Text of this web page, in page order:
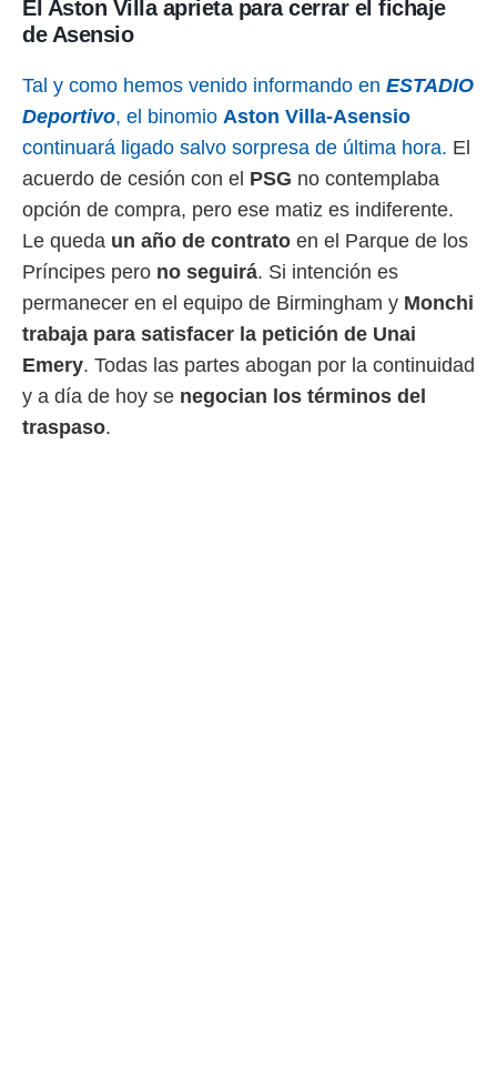
mediante
de
1199
El Aston Villa aprieta para cerrar el fichaje
de Asensio
Tal y como hemos venido informando en ESTADIO
Deportivo, el binomio Aston Villa-Asensio
continuará ligado salvo sorpresa de última hora. El
acuerdo de cesión con el PSG no contemplaba
opción de compra, pero ese matiz es indiferente.
Le queda un año de contrato en el Parque de los
Príncipes pero no seguirá. Si intención es
permanecer en el equipo de Birmingham y Monchi
trabaja para satisfacer la petición de Unai
Emery. Todas las partes abogan por la continuidad
y a día de hoy se negocian los términos del
traspaso.